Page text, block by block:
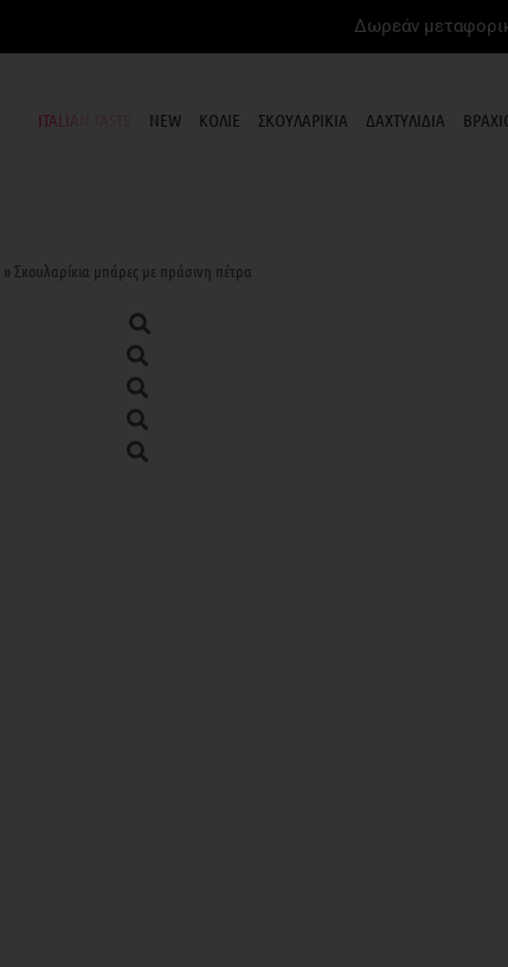
Δωρεάν
ITALIAN TASTE NEW ΚΟΛΙΕ ΣΚΟΥΛΑΡΙΚΙΑ ΔΑΧΤΥΛΙΔΙΑ
» Σκουλαρίκια μπάρες με πράσινη πέτρα